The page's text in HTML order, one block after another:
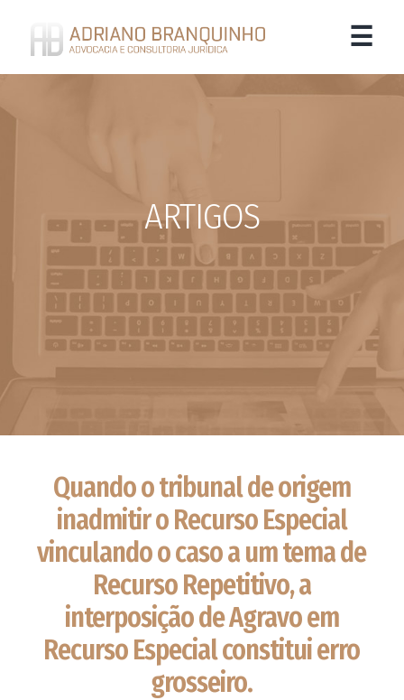
☰
Contato
Notícias
ARTIGOS
Quando o tribunal de origem
inadmitir o Recurso Especial
vinculando o caso a um tema de
Recurso Repetitivo, a
interposição de Agravo em
Recurso Especial constitui erro
grosseiro.